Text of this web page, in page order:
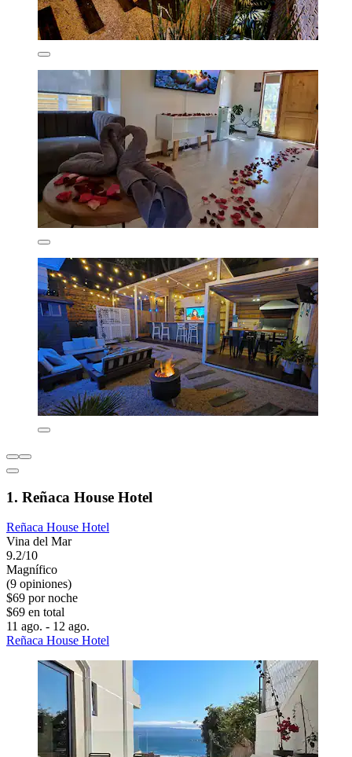
1. Reñaca House Hotel
Reñaca House Hotel
Vina del Mar
9.2/10
Magnífico
(9 opiniones)
$69 por noche
$69 en total
11 ago. - 12 ago.
Reñaca House Hotel